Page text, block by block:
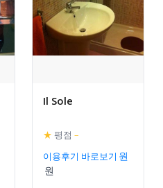
Il Sole
★ 평점 –
이용후기 바로보기